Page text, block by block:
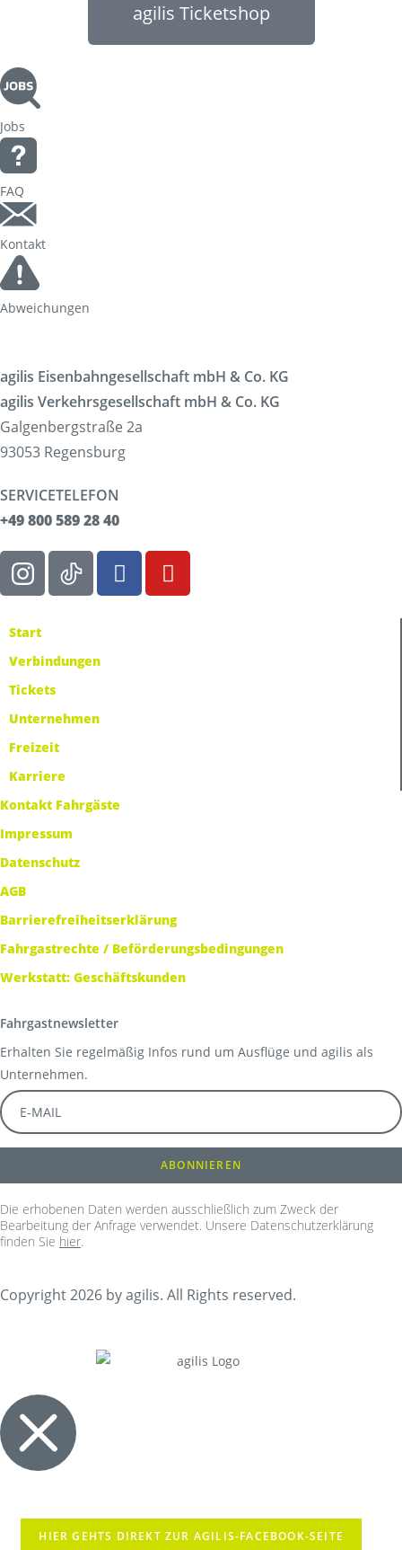
agilis Ticketshop
Jobs
FAQ
Kontakt
Abweichungen
agilis Eisenbahngesellschaft mbH & Co. KG
agilis Verkehrsgesellschaft mbH & Co. KG
Galgenbergstraße 2a
93053 Regensburg
SERVICETELEFON
+49 800 589 28 40
Start
Verbindungen
Tickets
Unternehmen
Freizeit
Karriere
Kontakt Fahrgäste
Impressum
Datenschutz
AGB
Barrierefreiheitserklärung
Fahrgastrechte / Beförderungsbedingungen
Werkstatt: Geschäftskunden
Fahrgastnewsletter
Erhalten Sie regelmäßig Infos rund um Ausflüge und agilis als
Unternehmen.
Die erhobenen Daten werden ausschließlich zum Zweck der
Bearbeitung der Anfrage verwendet. Unsere Datenschutzerklärung
finden Sie hier.
Copyright 2026 by agilis. All Rights reserved.
HIER GEHTS DIREKT ZUR AGILIS-FACEBOOK-SEITE